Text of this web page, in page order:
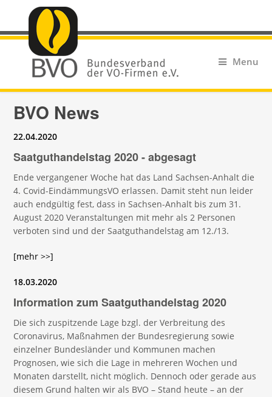
Menu
BVO News
22.04.2020
Saatguthandelstag 2020 - abgesagt
Ende vergangener Woche hat das Land Sachsen-Anhalt die
4. Covid-EindämmungsVO erlassen. Damit steht nun leider
auch endgültig fest, dass in Sachsen-Anhalt bis zum 31.
August 2020 Veranstaltungen mit mehr als 2 Personen
verboten sind und der Saatguthandelstag am 12./13.
[mehr >>]
18.03.2020
Information zum Saatguthandelstag 2020
Die sich zuspitzende Lage bzgl. der Verbreitung des
Coronavirus, Maßnahmen der Bundesregierung sowie
einzelner Bundesländer und Kommunen machen
Prognosen, wie sich die Lage in mehreren Wochen und
Monaten darstellt, nicht möglich. Dennoch oder gerade aus
diesem Grund halten wir als BVO – Stand heute – an der